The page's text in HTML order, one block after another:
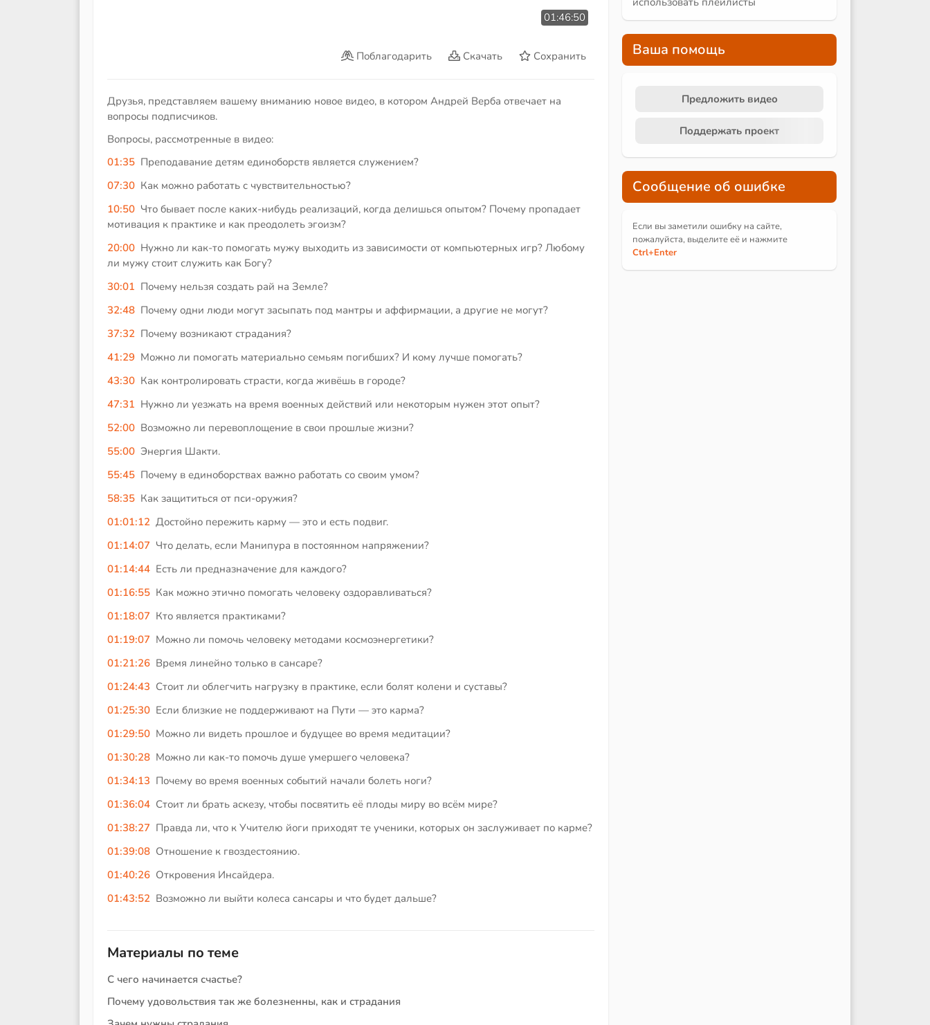
01:46:50
Поблагодарить Скачать Сохранить
Друзья, представляем вашему вниманию новое видео, в котором Андрей Верба отвечает на
вопросы подписчиков.
Вопросы, рассмотренные в видео:
01:35 Преподавание детям единоборств является служением?
07:30 Как можно работать с чувствительностью?
10:50 Что бывает после каких-нибудь реализаций, когда делишься опытом? Почему пропадает
мотивация к практике и как преодолеть эгоизм?
20:00 Нужно ли как-то помогать мужу выходить из зависимости от компьютерных игр? Любому
ли мужу стоит служить как Богу?
30:01 Почему нельзя создать рай на Земле?
32:48 Почему одни люди могут засыпать под мантры и аффирмации, а другие не могут?
37:32 Почему возникают страдания?
41:29 Можно ли помогать материально семьям погибших? И кому лучше помогать?
43:30 Как контролировать страсти, когда живёшь в городе?
47:31 Нужно ли уезжать на время военных действий или некоторым нужен этот опыт?
52:00 Возможно ли перевоплощение в свои прошлые жизни?
55:00 Энергия Шакти.
55:45 Почему в единоборствах важно работать со своим умом?
58:35 Как защититься от пси-оружия?
01:01:12 Достойно пережить карму — это и есть подвиг.
01:14:07 Что делать, если Манипура в постоянном напряжении?
01:14:44 Есть ли предназначение для каждого?
01:16:55 Как можно этично помогать человеку оздоравливаться?
01:18:07 Кто является практиками?
01:19:07 Можно ли помочь человеку методами космоэнергетики?
01:21:26 Время линейно только в сансаре?
01:24:43 Стоит ли облегчить нагрузку в практике, если болят колени и суставы?
01:25:30 Если близкие не поддерживают на Пути — это карма?
01:29:50 Можно ли видеть прошлое и будущее во время медитации?
01:30:28 Можно ли как-то помочь душе умершего человека?
01:34:13 Почему во время военных событий начали болеть ноги?
01:36:04 Стоит ли брать аскезу, чтобы посвятить её плоды миру во всём мире?
01:38:27 Правда ли, что к Учителю йоги приходят те ученики, которых он заслуживает по карме?
01:39:08 Отношение к гвоздестоянию.
01:40:26 Откровения Инсайдера.
01:43:52 Возможно ли выйти колеса сансары и что будет дальше?
Материалы по теме
С чего начинается счастье?
Почему удовольствия так же болезненны, как и страдания
Ваша помощь
Предложить видео
Поддержать проект
Сообщение об ошибке
Если вы заметили ошибку на сайте,
пожалуйста, выделите её и нажмите
Ctrl+Enter